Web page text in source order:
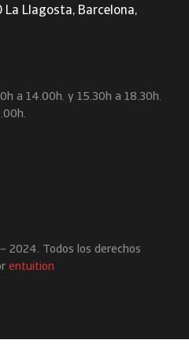
La Llagosta, Barcelona,
a 14.00h. y 15.30h a 18.30h.
2024. Todos los derechos
entuition